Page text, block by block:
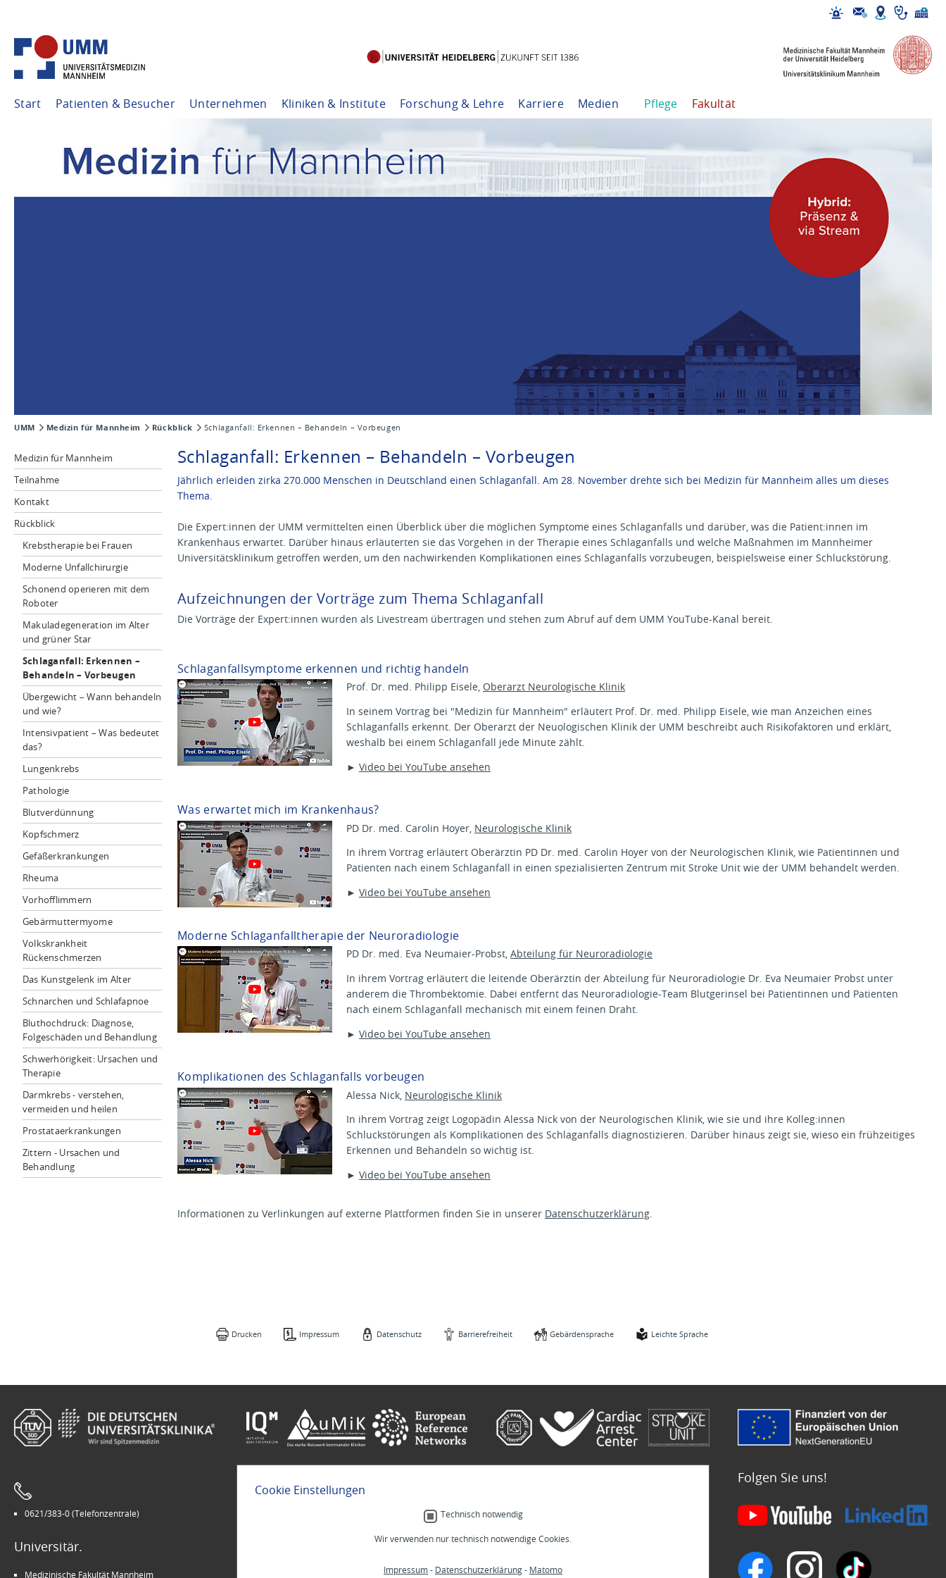
Start Patienten & Besucher Unternehmen Kliniken & Institute Forschung & Lehre Karriere Medien Pflege Fakultät
UMM Medizin für Mannheim Rückblick Schlaganfall: Erkennen – Behandeln – Vorbeugen
Medizin für Mannheim
Teilnahme
Kontakt
Rückblick
Krebstherapie bei Frauen
Moderne Unfallchirurgie
Schonend operieren mit dem
Roboter
Makuladegeneration im Alter
und grüner Star
Schlaganfall: Erkennen –
Behandeln – Vorbeugen
Übergewicht – Wann behandeln
und wie?
Intensivpatient – Was bedeutet
das?
Lungenkrebs
Pathologie
Blutverdünnung
Kopfschmerz
Gefäßerkrankungen
Rheuma
Vorhofflimmern
Gebärmuttermyome
Volkskrankheit
Rückenschmerzen
Das Kunstgelenk im Alter
Schnarchen und Schlafapnoe
Bluthochdruck: Diagnose,
Folgeschäden und Behandlung
Schwerhörigkeit: Ursachen und
Therapie
Darmkrebs - verstehen,
vermeiden und heilen
Prostataerkrankungen
Zittern - Ursachen und
Behandlung
Schlaganfall: Erkennen – Behandeln – Vorbeugen
Jährlich erleiden zirka 270.000 Menschen in Deutschland einen Schlaganfall. Am 28. November drehte sich bei Medizin für Mannheim alles um dieses
Thema.
Die Expert:innen der UMM vermittelten einen Überblick über die möglichen Symptome eines Schlaganfalls und darüber, was die Patient:innen im
Krankenhaus erwartet. Darüber hinaus erläuterten sie das Vorgehen in der Therapie eines Schlaganfalls und welche Maßnahmen im Mannheimer
Universitätsklinikum getroffen werden, um den nachwirkenden Komplikationen eines Schlaganfalls vorzubeugen, beispielsweise einer Schluckstörung.
Aufzeichnungen der Vorträge zum Thema Schlaganfall
Die Vorträge der Expert:innen wurden als Livestream übertragen und stehen zum Abruf auf dem UMM YouTube-Kanal bereit.
Schlaganfallsymptome erkennen und richtig handeln
Prof. Dr. med. Philipp Eisele, Oberarzt Neurologische Klinik
In seinem Vortrag bei "Medizin für Mannheim" erläutert Prof. Dr. med. Philipp Eisele, wie man Anzeichen eines
Schlaganfalls erkennt. Der Oberarzt der Neuologischen Klinik der UMM beschreibt auch Risikofaktoren und erklärt,
weshalb bei einem Schlaganfall jede Minute zählt.
► Video bei YouTube ansehen
Was erwartet mich im Krankenhaus?
PD Dr. med. Carolin Hoyer, Neurologische Klinik
In ihrem Vortrag erläutert Oberärztin PD Dr. med. Carolin Hoyer von der Neurologischen Klinik, wie Patientinnen und
Patienten nach einem Schlaganfall in einen spezialisierten Zentrum mit Stroke Unit wie der UMM behandelt werden.
► Video bei YouTube ansehen
Moderne Schlaganfalltherapie der Neuroradiologie
PD Dr. med. Eva Neumaier-Probst, Abteilung für Neuroradiologie
In ihrem Vortrag erläutert die leitende Oberärztin der Abteilung für Neuroradiologie Dr. Eva Neumaier Probst unter
anderem die Thrombektomie. Dabei entfernt das Neuroradiologie-Team Blutgerinsel bei Patientinnen und Patienten
nach einem Schlaganfall mechanisch mit einem feinen Draht.
► Video bei YouTube ansehen
Komplikationen des Schlaganfalls vorbeugen
Alessa Nick, Neurologische Klinik
In ihrem Vortrag zeigt Logopädin Alessa Nick von der Neurologischen Klinik, wie sie und ihre Kolleg:innen
Schluckstörungen als Komplikationen des Schlaganfalls diagnostizieren. Darüber hinaus zeigt sie, wieso ein frühzeitiges
Erkennen und Behandeln so wichtig ist.
► Video bei YouTube ansehen
Informationen zu Verlinkungen auf externe Plattformen finden Sie in unserer Datenschutzerklärung.
Drucken Impressum Datenschutz Barrierefreiheit Gebärdensprache Leichte Sprache
0621/383-0 (Telefonzentrale)
Universitär.
Medizinische Fakultät Mannheim
Gebärdensprache
Menschlich.
Stellenangebote
Folgen Sie uns!
Cookie Einstellungen
Technisch notwendig
Wir verwenden nur technisch notwendige Cookies.
Impressum- Datenschutzerklärung- Matomo